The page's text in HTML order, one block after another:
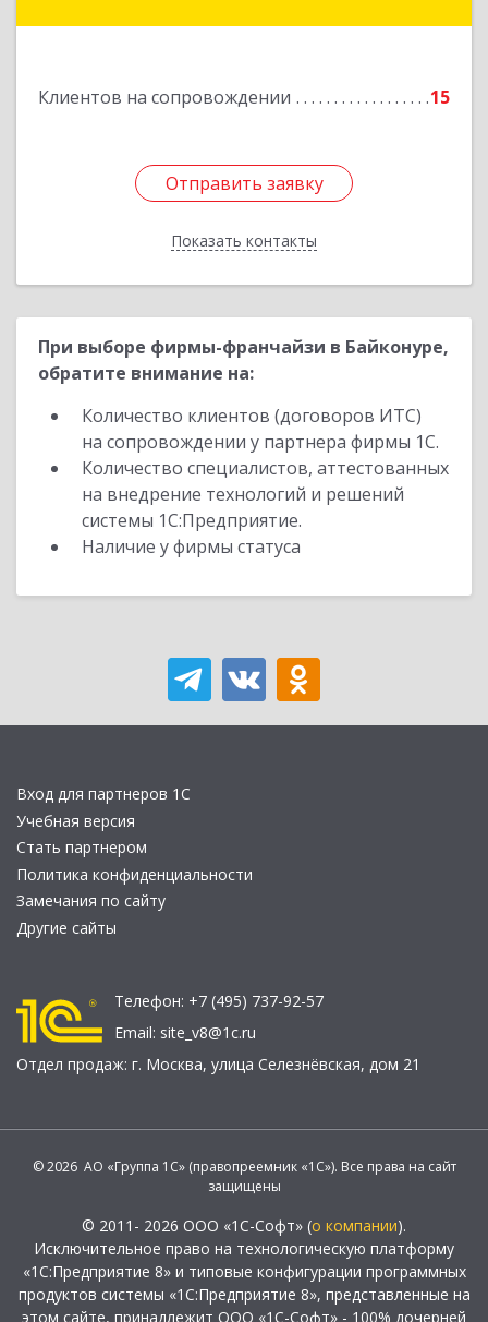
Клиентов на сопровождении 15
Отправить заявку
Показать контакты
Отправить заявку
Назад
При выборе фирмы-франчайзи в Байконуре,
обратите внимание на:
Количество клиентов (договоров ИТС)
на сопровождении у партнера фирмы 1С.
Количество специалистов, аттестованных
на внедрение технологий и решений
системы 1С:Предприятие.
Наличие у фирмы статуса
Вход для партнеров 1С
Учебная версия
Стать партнером
Политика конфиденциальности
Замечания по сайту
Другие сайты
Телефон: +7 (495) 737-92-57
Email: site_v8@1c.ru
Отдел продаж: г. Москва, улица Селезнёвская, дом 21
© 2026 АО «Группа 1С» (правопреемник «1С»). Все права на сайт
защищены
© 2011- 2026 ООО «1С-Софт» (о компании).
Исключительное право на технологическую платформу
«1С:Предприятие 8» и типовые конфигурации программных
продуктов системы «1С:Предприятие 8», представленные на
этом сайте, принадлежит ООО «1С-Софт» - 100% дочерней